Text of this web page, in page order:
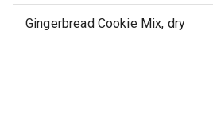
Gingerbread Cookie Mix, dry